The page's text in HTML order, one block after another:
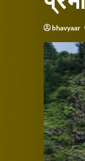
bhavyaar